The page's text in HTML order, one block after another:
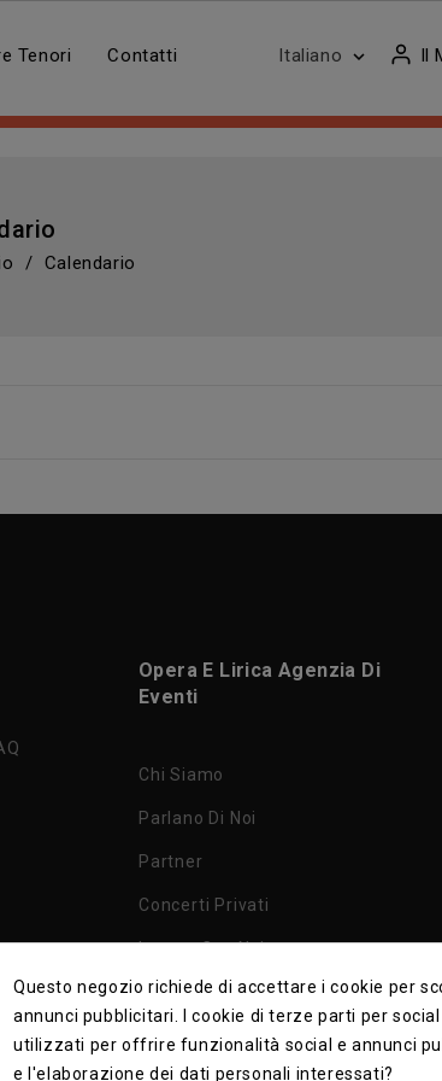
Il
Italiano 
Tenori Contatti
Calendario
Opera E Lirica Agenzia Di
Eventi
Chi Siamo
Parlano Di Noi
Partner
Concerti Privati
Lavora Con Noi
Privacy Policy
Questo negozio richiede di accettare i cookie per
annunci pubblicitari. I cookie di terze parti per
utilizzati per offrire funzionalità social e annunci
e l'elaborazione dei dati personali interessati?